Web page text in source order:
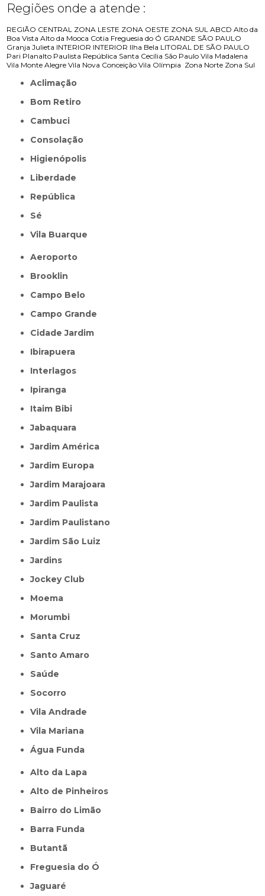
Regiões onde a atende :
REGIÃO CENTRAL ZONA LESTE ZONA OESTE ZONA SUL ABCD Alto da
Boa Vista Alto da Mooca Cotia Freguesia do Ó GRANDE SÃO PAULO
Granja Julieta INTERIOR INTERIOR Ilha Bela LITORAL DE SÃO PAULO
Pari Planalto Paulista República Santa Cecília São Paulo Vila Madalena
Vila Monte Alegre Vila Nova Conceição Vila Olímpia Zona Norte Zona Sul
Aclimação
Bom Retiro
Cambuci
Consolação
Higienópolis
Liberdade
República
Sé
Vila Buarque
Aeroporto
Brooklin
Campo Belo
Campo Grande
Cidade Jardim
Ibirapuera
Interlagos
Ipiranga
Itaim Bibi
Jabaquara
Jardim América
Jardim Europa
Jardim Marajoara
Jardim Paulista
Jardim Paulistano
Jardim São Luiz
Jardins
Jockey Club
Moema
Morumbi
Santa Cruz
Santo Amaro
Saúde
Socorro
Vila Andrade
Vila Mariana
Água Funda
Alto da Lapa
Alto de Pinheiros
Bairro do Limão
Barra Funda
Butantã
Freguesia do Ó
Jaguaré